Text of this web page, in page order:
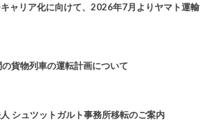
キャリア化に向けて、2026年7月よりヤマト運輸
貨物列車の運転計画について
シュツットガルト事務所移転のご案内